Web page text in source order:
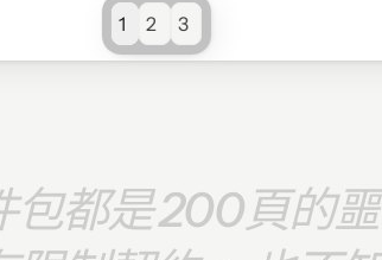
1 2 3
都是 200頁的